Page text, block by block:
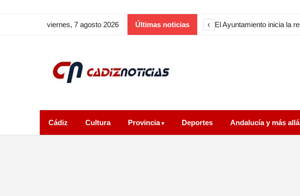
viernes, 7 agosto 2026 Últimas noticias ‹
Cádiz Cultura Provincia Deportes Andalucía y más allá